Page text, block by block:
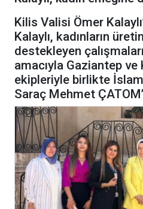
Kilis Valisi Ömer
Kalaylı, kadınların
destekleyen
amacıyla Gaziantep ve
ekipleriyle birlikte
Saraç Mehmet